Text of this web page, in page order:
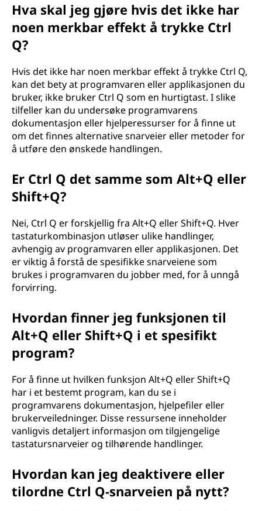
Hva skal jeg gjøre hvis det ikke har
noen merkbar effekt å trykke Ctrl
Q?
Hvis det ikke har noen merkbar effekt å trykke Ctrl Q,
kan det bety at programvaren eller applikasjonen du
bruker, ikke bruker Ctrl Q som en hurtigtast. I slike
tilfeller kan du undersøke programvarens
dokumentasjon eller hjelperessurser for å finne ut
om det finnes alternative snarveier eller metoder for
å utføre den ønskede handlingen.
Er Ctrl Q det samme som Alt+Q eller
Shift+Q?
Nei, Ctrl Q er forskjellig fra Alt+Q eller Shift+Q. Hver
tastaturkombinasjon utløser ulike handlinger,
avhengig av programvaren eller applikasjonen. Det
er viktig å forstå de spesifikke snarveiene som
brukes i programvaren du jobber med, for å unngå
forvirring.
Hvordan finner jeg funksjonen til
Alt+Q eller Shift+Q i et spesifikt
program?
For å finne ut hvilken funksjon Alt+Q eller Shift+Q
har i et bestemt program, kan du se i
programvarens dokumentasjon, hjelpefiler eller
brukerveiledninger. Disse ressursene inneholder
vanligvis detaljert informasjon om tilgjengelige
tastatursnarveier og tilhørende handlinger.
Hvordan kan jeg deaktivere eller
tilordne Ctrl Q-snarveien på nytt?